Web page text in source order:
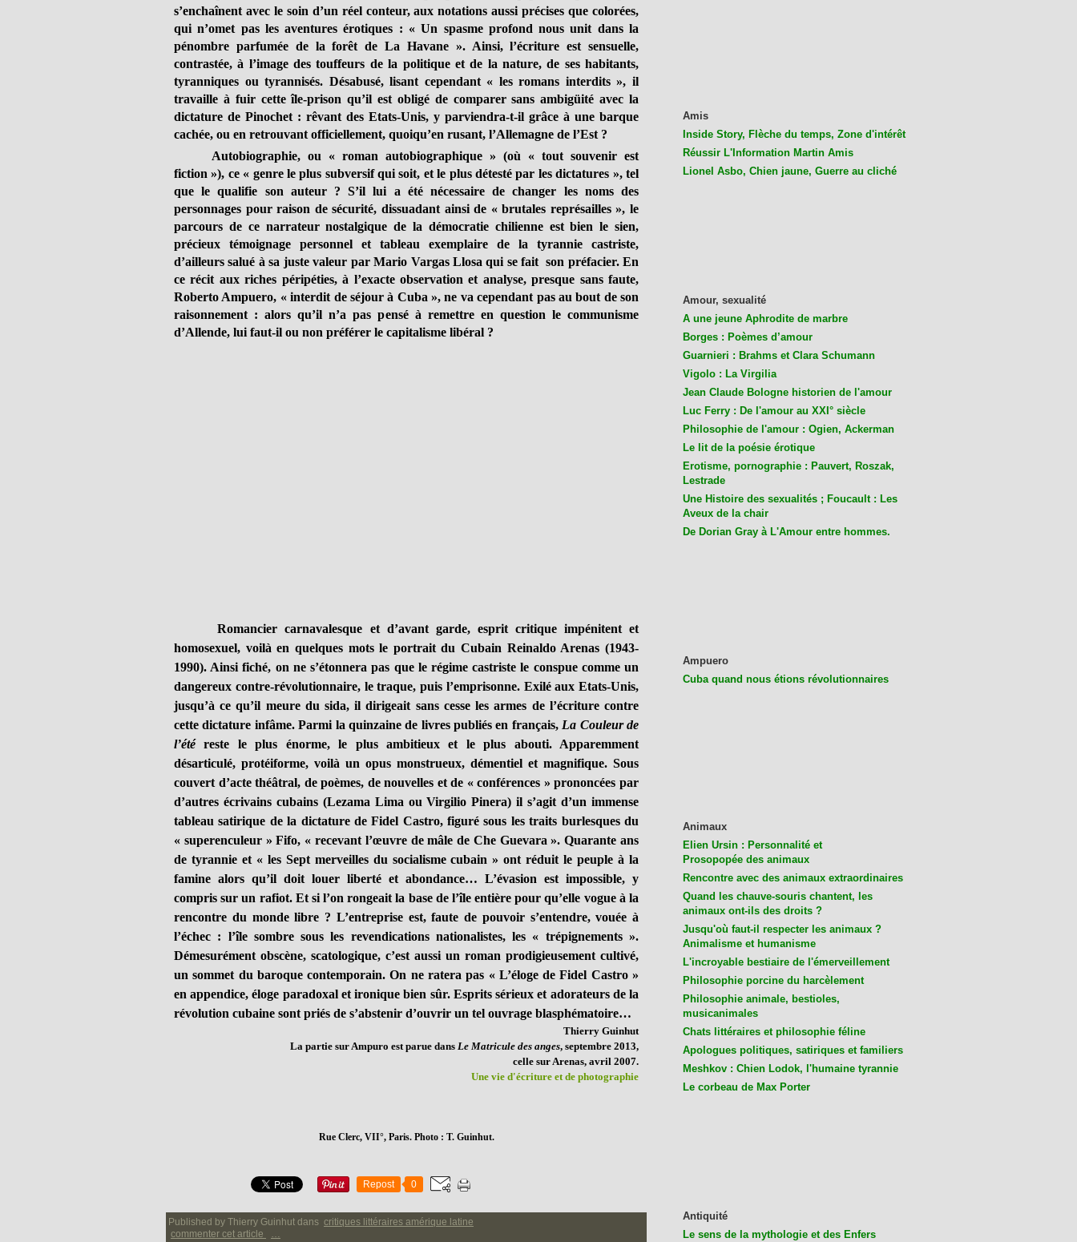
s’enchaînent avec le soin d’un réel conteur, aux notations aussi précises que colorées,
qui n’omet pas les aventures érotiques : « Un spasme profond nous unit dans la
pénombre parfumée de la forêt de La Havane ». Ainsi, l’écriture est sensuelle,
contrastée, à l’image des touffeurs de la politique et de la nature, de ses habitants,
tyranniques ou tyrannisés. Désabusé, lisant cependant « les romans interdits », il
travaille à fuir cette île-prison qu’il est obligé de comparer sans ambigüité avec la
dictature de Pinochet : rêvant des Etats-Unis, y parviendra-t-il grâce à une barque
cachée, ou en retrouvant officiellement, quoiqu’en rusant, l’Allemagne de l’Est ?
Autobiographie, ou « roman autobiographique » (où « tout souvenir est
fiction »), ce « genre le plus subversif qui soit, et le plus détesté par les dictatures », tel
que le qualifie son auteur ? S’il lui a été nécessaire de changer les noms des
personnages pour raison de sécurité, dissuadant ainsi de « brutales représailles », le
parcours de ce narrateur nostalgique de la démocratie chilienne est bien le sien,
précieux témoignage personnel et tableau exemplaire de la tyrannie castriste,
d’ailleurs salué à sa juste valeur par Mario Vargas Llosa qui se fait son préfacier. En
ce récit aux riches péripéties, à l’exacte observation et analyse, presque sans faute,
Roberto Ampuero, « interdit de séjour à Cuba », ne va cependant pas au bout de son
raisonnement : alors qu’il n’a pas pensé à remettre en question le communisme
d’Allende, lui faut-il ou non préférer le capitalisme libéral ?
Romancier carnavalesque et d’avant garde, esprit critique impénitent et
homosexuel, voilà en quelques mots le portrait du Cubain Reinaldo Arenas (1943-
1990). Ainsi fiché, on ne s’étonnera pas que le régime castriste le conspue comme un
dangereux contre-révolutionnaire, le traque, puis l’emprisonne. Exilé aux Etats-Unis,
jusqu’à ce qu’il meure du sida, il dirigeait sans cesse les armes de l’écriture contre
cette dictature infâme. Parmi la quinzaine de livres publiés en français, La Couleur de
l’étéreste le plus énorme, le plus ambitieux et le plus abouti. Apparemment
désarticulé, protéiforme, voilà un opus monstrueux, démentiel et magnifique. Sous
couvert d’acte théâtral, de poèmes, de nouvelles et de « conférences » prononcées par
d’autres écrivains cubains (Lezama Lima ou Virgilio Pinera) il s’agit d’un immense
tableau satirique de la dictature de Fidel Castro, figuré sous les traits burlesques du
« superenculeur » Fifo, « recevant l’œuvre de mâle de Che Guevara ». Quarante ans
de tyrannie et « les Sept merveilles du socialisme cubain » ont réduit le peuple à la
famine alors qu’il doit louer liberté et abondance… L’évasion est impossible, y
compris sur un rafiot. Et si l’on rongeait la base de l’île entière pour qu’elle vogue à la
rencontre du monde libre ? L’entreprise est, faute de pouvoir s’entendre, vouée à
l’échec : l’île sombre sous les revendications nationalistes, les « trépignements ».
Démesurément obscène, scatologique, c’est aussi un roman prodigieusement cultivé,
un sommet du baroque contemporain. On ne ratera pas « L’éloge de Fidel Castro »
en appendice, éloge paradoxal et ironique bien sûr. Esprits sérieux et adorateurs de la
révolution cubaine sont priés de s’abstenir d’ouvrir un tel ouvrage blasphématoire…
Thierry Guinhut
La partie sur Ampuro est parue dans Le Matricule des anges, septembre 2013,
celle sur Arenas, avril 2007.
Une vie d'écriture et de photographie
Rue Clerc, VII°, Paris. Photo : T. Guinhut.
Repost 0
Published by Thierry Guinhut dans critiques littéraires amérique latine
commenter cet article
…
Amis
Inside Story, Flèche du temps, Zone d'intérêt
Réussir L'Information Martin Amis
Lionel Asbo, Chien jaune, Guerre au cliché
Amour, sexualité
A une jeune Aphrodite de marbre
Borges : Poèmes d’amour
Guarnieri : Brahms et Clara Schumann
Vigolo : La Virgilia
Jean Claude Bologne historien de l'amour
Luc Ferry : De l'amour au XXI° siècle
Philosophie de l'amour : Ogien, Ackerman
Le lit de la poésie érotique
Erotisme, pornographie : Pauvert, Roszak,
Lestrade
Une Histoire des sexualités ; Foucault : Les
Aveux de la chair
De Dorian Gray à L'Amour entre hommes.
Ampuero
Cuba quand nous étions révolutionnaires
Animaux
Elien Ursin : Personnalité et
Prosopopée des animaux
Rencontre avec des animaux extraordinaires
Quand les chauve-souris chantent, les
animaux ont-ils des droits ?
Jusqu'où faut-il respecter les animaux ?
Animalisme et humanisme
L'incroyable bestiaire de l'émerveillement
Philosophie porcine du harcèlement
Philosophie animale, bestioles,
musicanimales
Chats littéraires et philosophie féline
Apologues politiques, satiriques et familiers
Meshkov : Chien Lodok, l'humaine tyrannie
Le corbeau de Max Porter
Antiquité
Le sens de la mythologie et des Enfers